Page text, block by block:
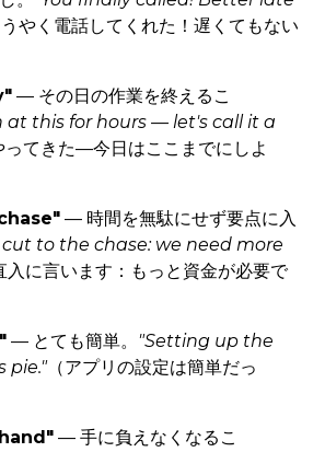
やく電話してくれた！遅くてもない
— その日の作業を終えるこ
at this for hours — let's call it a
ってきた—今日はここまでにしよ
— 時間を無駄にせず要点に入
to the chase: we need more
入に言います：もっと資金が必要で
— とても簡単。 "Setting up the
pie."（アプリの設定は簡単だっ
— 手に負えなくなるこ